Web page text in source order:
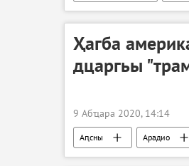
Ҳагба
дцаргьы
9 Абҵара 2020, 14:14
Аԥсны Арадио